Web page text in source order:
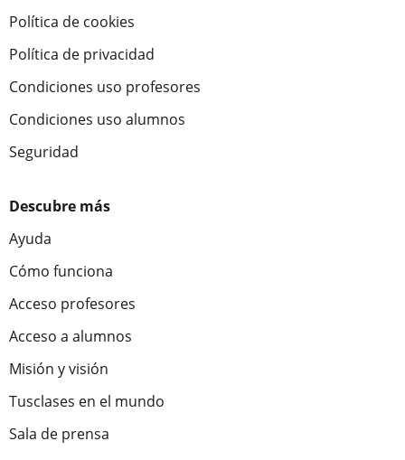
Política de cookies
Política de privacidad
Condiciones uso profesores
Condiciones uso alumnos
Seguridad
Descubre más
Ayuda
Cómo funciona
Acceso profesores
Acceso a alumnos
Misión y visión
Tusclases en el mundo
Sala de prensa